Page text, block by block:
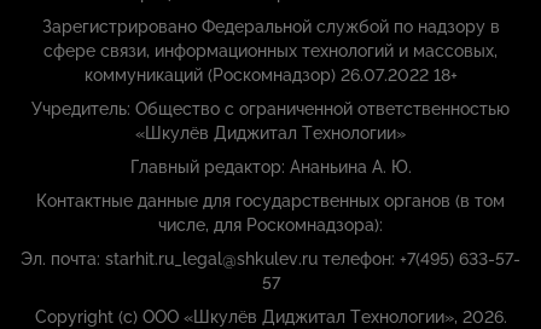
Зарегистрировано Федеральной службой по надзору в
сфере связи, информационных технологий и массовых,
коммуникаций (Роскомнадзор) 26.07.2022 18+
Учредитель: Общество с ограниченной ответственностью
«Шкулёв Диджитал Технологии»
Главный редактор: Ананьина А. Ю.
Контактные данные для государственных органов (в том
числе, для Роскомнадзора):
Эл. почта: starhit.ru_legal@shkulev.ru телефон: +7(495) 633-57-
57
Copyright (с) ООО «Шкулёв Диджитал Технологии», 2026.